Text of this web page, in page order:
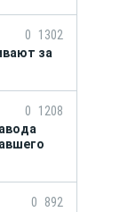
0
1302
за
0
1208
0
892